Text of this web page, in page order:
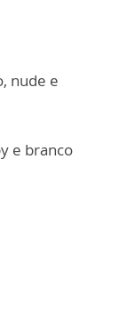
nude e
e branco